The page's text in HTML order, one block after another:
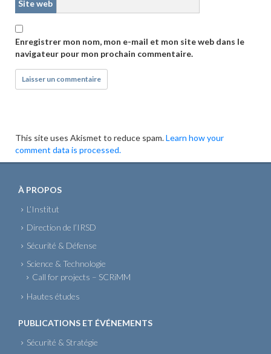
Site web
Enregistrer mon nom, mon e-mail et mon site web dans le
navigateur pour mon prochain commentaire.
This site uses Akismet to reduce spam.Learn how your
comment data is processed.
À PROPOS
L’Institut
Direction de l’IRSD
Sécurité & Défense
Science & Technologie
Call for projects – SCRiMM
Hautes études
PUBLICATIONS ET ÉVÉNEMENTS
Sécurité & Stratégie